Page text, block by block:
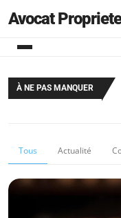
Avocat
À NE PAS MANQUER
Tous Actualité